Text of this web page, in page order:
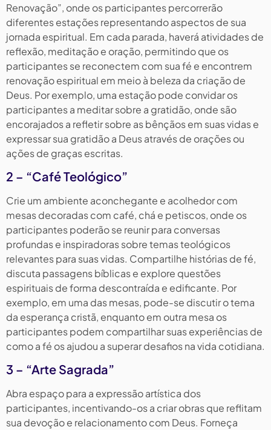
Renovação”, onde os participantes percorrerão
diferentes estações representando aspectos de sua
jornada espiritual. Em cada parada, haverá atividades de
reflexão, meditação e oração, permitindo que os
participantes se reconectem com sua fé e encontrem
renovação espiritual em meio à beleza da criação de
Deus. Por exemplo, uma estação pode convidar os
participantes a meditar sobre a gratidão, onde são
encorajados a refletir sobre as bênçãos em suas vidas e
expressar sua gratidão a Deus através de orações ou
ações de graças escritas.
2 – “Café Teológico”
Crie um ambiente aconchegante e acolhedor com
mesas decoradas com café, chá e petiscos, onde os
participantes poderão se reunir para conversas
profundas e inspiradoras sobre temas teológicos
relevantes para suas vidas. Compartilhe histórias de fé,
discuta passagens bíblicas e explore questões
espirituais de forma descontraída e edificante. Por
exemplo, em uma das mesas, pode-se discutir o tema
da esperança cristã, enquanto em outra mesa os
participantes podem compartilhar suas experiências de
como a fé os ajudou a superar desafios na vida cotidiana.
3 – “Arte Sagrada”
Abra espaço para a expressão artística dos
participantes, incentivando-os a criar obras que reflitam
sua devoção e relacionamento com Deus. Forneça